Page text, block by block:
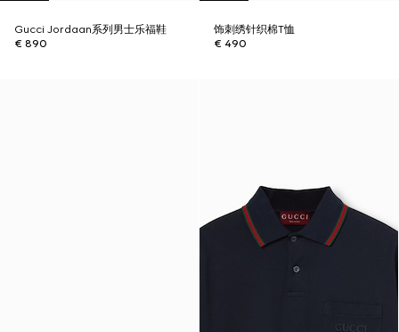
Gucci Jordaan系列男士乐福鞋
€ 890
饰刺绣针织棉T恤
€ 490